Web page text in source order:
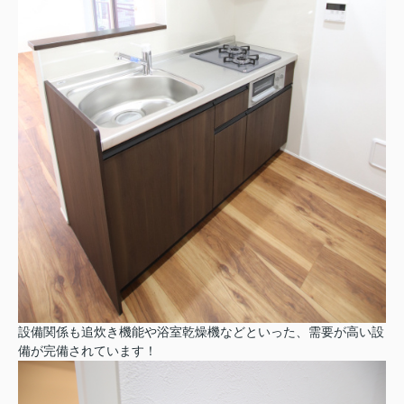
設備関係も追炊き機能や浴室乾燥機などといった、需要が高い設
備が完備されています！